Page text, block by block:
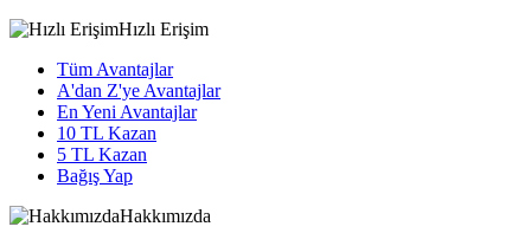
Hızlı Erişim
Tüm Avantajlar
A'dan Z'ye Avantajlar
En Yeni Avantajlar
10 TL Kazan
5 TL Kazan
Bağış Yap
Hakkımızda